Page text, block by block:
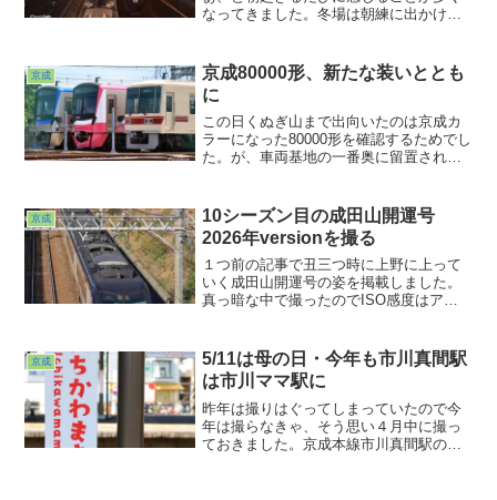
なってきました。冬場は朝練に出かけて
いましたw。が、朝練の華・モーニングラ
イナーが通過する頃合いがようやく明る
くなってきて
京成
京成80000形、新たな装いととも
に
この日くぬぎ山まで出向いたのは京成カ
ラーになった80000形を確認するためでし
た。が、車両基地の一番奥に留置されて
諦めモードになりかけましたが、ちょっ
と歩いてみたら全身こそ見えませんでし
たが、過渡期の今を象徴するような光景
を見ることができました。
京成
10シーズン目の成田山開運号
2026年versionを撮る
１つ前の記事で丑三つ時に上野に上って
いく成田山開運号の姿を掲載しました。
真っ暗な中で撮ったのでISO感度はアゲ
ですが記録としてはちょっと・・・。と
いうことで陽が昇った後の姿も撮ってみ
ました。
京成
5/11は母の日・今年も市川真間駅
は市川ママ駅に
昨年は撮りはぐってしまっていたので今
年は撮らなきゃ、そう思い４月中に撮っ
ておきました。京成本線市川真間駅の市